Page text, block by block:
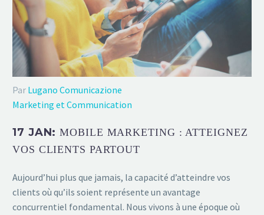
Par Lugano Comunicazione
Marketing et Communication
17 JAN:MOBILE MARKETING : ATTEIGNEZ
VOS CLIENTS PARTOUT
Aujourd’hui plus que jamais, la capacité d’atteindre vos
clients où qu’ils soient représente un avantage
concurrentiel fondamental. Nous vivons à une époque où